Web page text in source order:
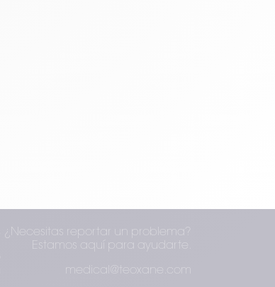
¿Necesitas reportar un problema?
Estamos aquí para ayudarte.
medical@teoxane.com